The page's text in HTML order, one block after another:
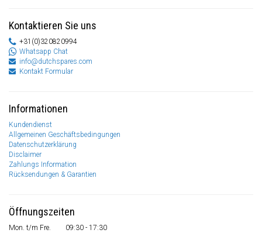
Kontaktieren Sie uns
+31(0)320820994
Whatsapp Chat
info@dutchspares.com
Kontakt Formular
Informationen
Kundendienst
Allgemeinen Geschäftsbedingungen
Datenschutzerklärung
Disclaimer
Zahlungs Information
Rücksendungen & Garantien
Öffnungszeiten
Mon. t/m Fre.
09:30 - 17:30